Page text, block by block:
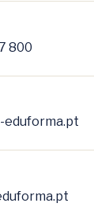
800
eduforma.pt